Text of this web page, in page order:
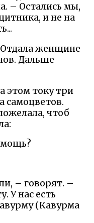
– Остались мы,
и не на
Отдала женщине
Дальше
этом току три
самоцветов.
чтоб
– говорят. –
У нас есть
(Кавурма